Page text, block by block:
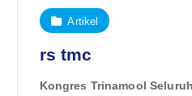
Artikel
rs tmc
Kongres Trinamool